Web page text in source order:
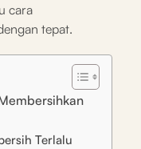
cara
tepat.
Terlalu